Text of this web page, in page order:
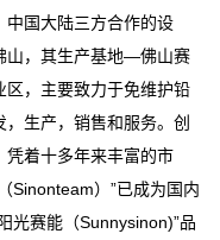
中国大陆三方合作的设
山，其生产基地—佛山赛
区，主要致力于免维护铅
生产，销售和服务。创
凭着十多年来丰富的市
（Sinonteam）”已成为国内
光赛能（Sunnysinon)”品